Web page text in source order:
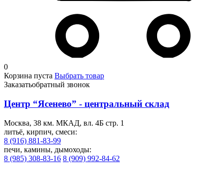
0
Корзина пуста Выбрать товар
Заказатьобратный звонок
Центр “Ясенево” - центральный склад
Москва, 38 км. МКАД, вл. 4Б стр. 1
литьё, кирпич, смеси:
8 (916) 881-83-99
печи, камины, дымоходы:
8 (985) 308-83-16 8 (909) 992-84-62